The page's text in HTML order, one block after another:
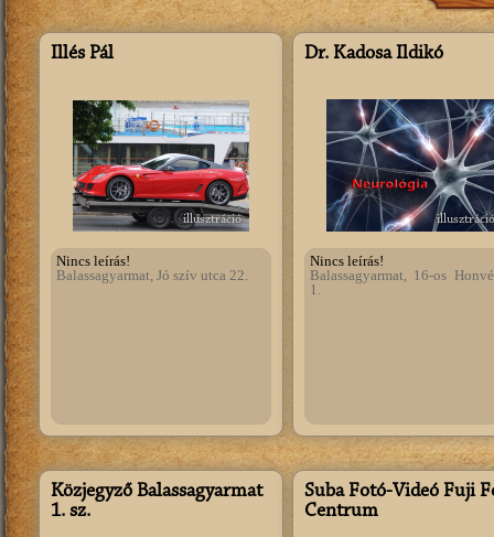
Illés Pál
illusztráció
Nincs leírás!
Balassagyarmat, Jó szív utca 22.
Dr. Kadosa Ildikó
illusztráció
Nincs leírás!
Balassagyarmat, 16-os
1.
Közjegyző Balassagyarmat
1. sz.
Suba Fotó-Videó Fuji
Centrum